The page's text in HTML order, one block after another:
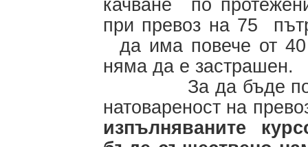
качване по
при превоз на 75
да има повече от
няма да е застрашен.
За да бъде
натовареност на
изпълняваните